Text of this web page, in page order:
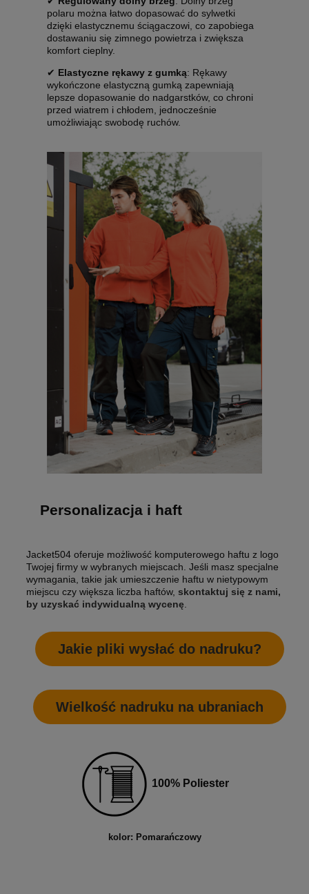
polaru można łatwo dopasować do sylwetki
dzięki elastycznemu ściągaczowi, co zapobiega
dostawaniu się zimnego powietrza i zwiększa
komfort cieplny.
✔ Elastyczne rękawy z gumką: Rękawy
wykończone elastyczną gumką zapewniają
lepsze dopasowanie do nadgarstków, co chroni
przed wiatrem i chłodem, jednocześnie
umożliwiając swobodę ruchów.
Personalizacja i haft
Jacket504 oferuje możliwość komputerowego haftu z logo
Twojej firmy w wybranych miejscach. Jeśli masz specjalne
wymagania, takie jak umieszczenie haftu w nietypowym
miejscu czy większa liczba haftów, skontaktuj się z nami,
by uzyskać indywidualną wycenę
Jakie pliki wysłać do nadruku?
Wielkość nadruku na ubraniach
100% Poliester
kolor: Pomarańczowy